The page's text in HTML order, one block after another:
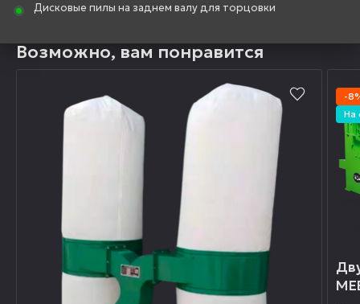
Дисковые пилы на заднем валу для торцовки
Возможно, вам понравится
-
На